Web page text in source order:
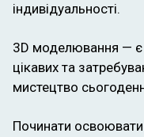
індивідуальності.
3D моделювання — є
цікавих та
мистецтво
Починати освоювати